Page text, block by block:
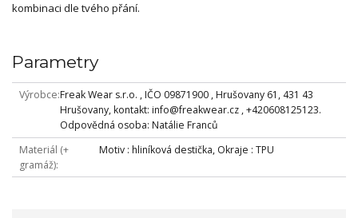
kombinaci dle tvého přání.
Parametry
Výrobce Freak Wear s.r.o. , IČO 09871900 , Hrušovany 61, 431 43
Hrušovany, kontakt: info@freakwear.cz , +420608125123.
Odpovědná osoba: Natálie Franců
Materiál (+
gramáž)
Motiv : hliníková destička, Okraje : TPU